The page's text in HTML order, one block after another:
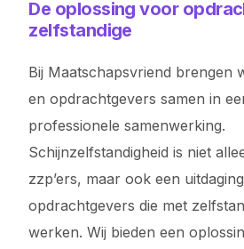
De oplossing voor
zelfstandige
Bij Maatschapsvriend brengen
en opdrachtgevers samen in
professionele samenwerking.
Schijnzelfstandigheid is niet
zzp’ers, maar ook een
opdrachtgevers die met
werken. Wij bieden een